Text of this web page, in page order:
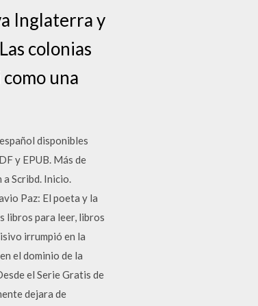
Inglaterra y
colonias
una
disponibles
y EPUB. Más de
Scribd. Inicio.
Paz: El poeta y la
libros para leer, libros
irrumpió en la
el dominio de la
el Serie Gratis de
dejara de